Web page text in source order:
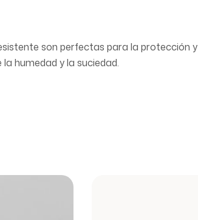
son perfectas para la
humedad y la suciedad.